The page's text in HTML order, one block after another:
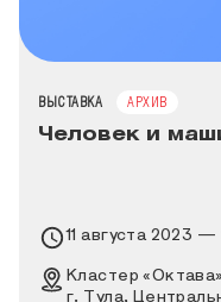
ТИП МЕРОПРИЯТИЯ
ВЫСТАВКА
АРХИВ
Человек и
Время
11 августа 2023
Место
Кластер «Октава»
г. Тула,